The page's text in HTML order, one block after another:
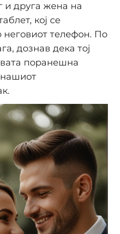
и друга жена на
кој се
телефон. По
дознав дека тој
поранешна
нашиот